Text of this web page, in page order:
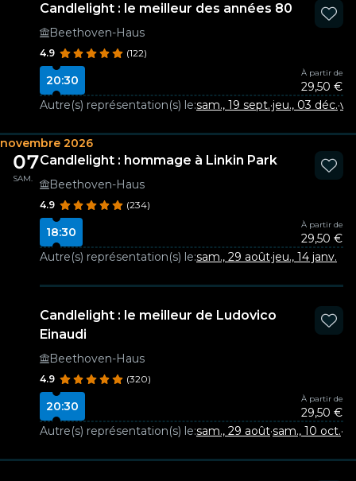
Candlelight : le meilleur des années 80
Beethoven-Haus
4.9 (122)
20:30
À partir de
29,50 €
Autre(s) représentation(s) le:sam., 19 sept.·jeu., 03 déc.·
novembre 2026
07
SAM.
Candlelight : hommage à Linkin Park
Beethoven-Haus
4.9 (234)
18:30
À partir de
29,50 €
Autre(s) représentation(s) le:sam., 29 août·jeu., 14 janv.
Candlelight : le meilleur de Ludovico
Einaudi
Beethoven-Haus
4.9 (320)
20:30
À partir de
29,50 €
Autre(s) représentation(s) le:sam., 29 août·sam., 10 oct.·